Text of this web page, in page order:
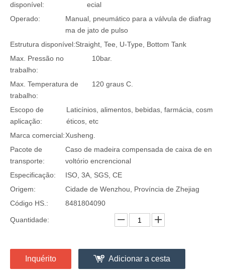
disponível:
ecial
Operado:
Manual, pneumático para a válvula de diafrag
ma de jato de pulso
Estrutura disponível:Straight, Tee, U-Type, Bottom Tank
Max. Pressão no
trabalho:
10bar.
Max. Temperatura de
trabalho:
120 graus C.
Escopo de
aplicação:
Laticínios, alimentos, bebidas, farmácia, cosm
éticos, etc
Marca comercial:Xusheng.
Pacote de
transporte:
Caso de madeira compensada de caixa de en
voltório encrencional
Especificação:
ISO, 3A, SGS, CE
Origem:
Cidade de Wenzhou, Província de Zhejiag
Código HS.:
8481804090
Quantidade:
Inquérito Adicionar a cesta